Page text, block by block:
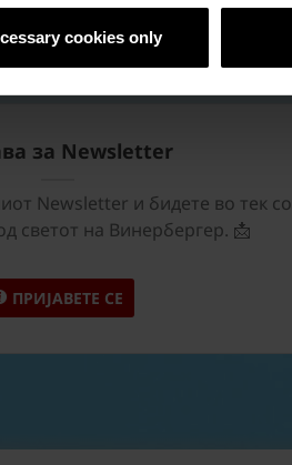
cookies only
за Newsletter
Newsletter и бидете во тек со
светот на Винербергер. 📩
ПРИЈАВЕТЕ СЕ